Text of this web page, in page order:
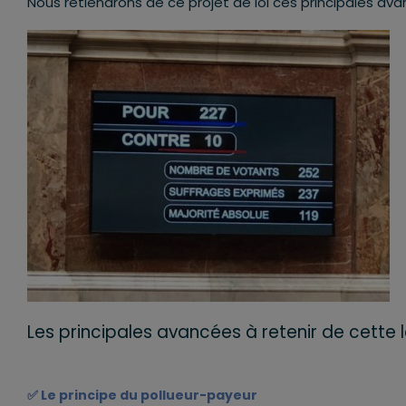
Les principales avancées à retenir de cette
✅ Le principe du pollueur-payeur